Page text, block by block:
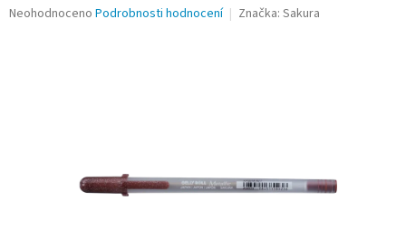
Průměrné
Neohodnoceno Podrobnosti hodnocení Značka: Sakura